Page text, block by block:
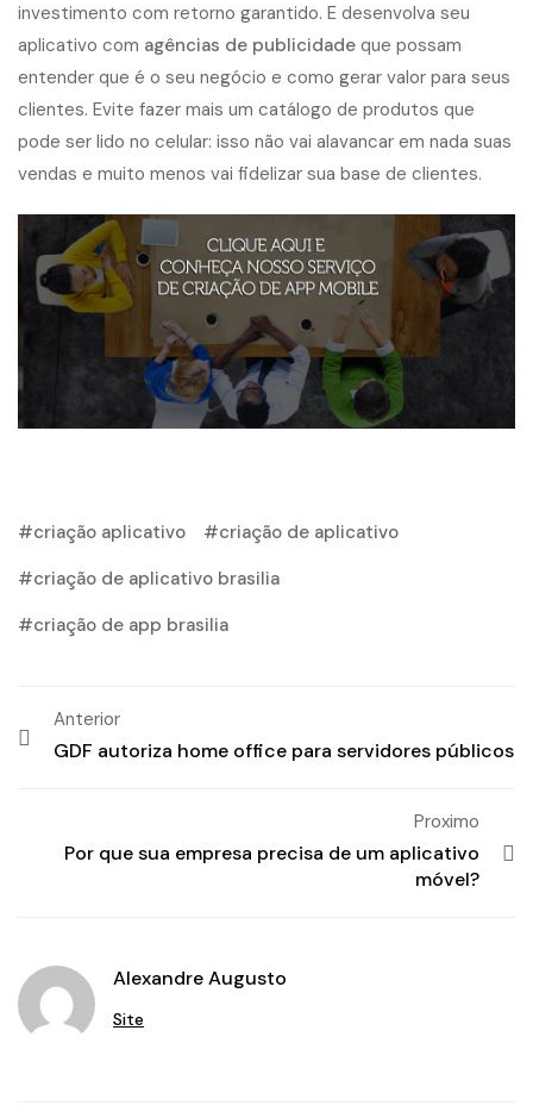
investimento com retorno garantido. E desenvolva seu
aplicativo com agências de publicidade que possam
entender que é o seu negócio e como gerar valor para seus
clientes. Evite fazer mais um catálogo de produtos que
pode ser lido no celular: isso não vai alavancar em nada suas
vendas e muito menos vai fidelizar sua base de clientes.
criação aplicativo
criação de aplicativo
criação de aplicativo brasilia
criação de app brasilia
Anterior
GDF autoriza home office para servidores públicos
Proximo
Por que sua empresa precisa de um aplicativo
móvel?
Alexandre Augusto
Site